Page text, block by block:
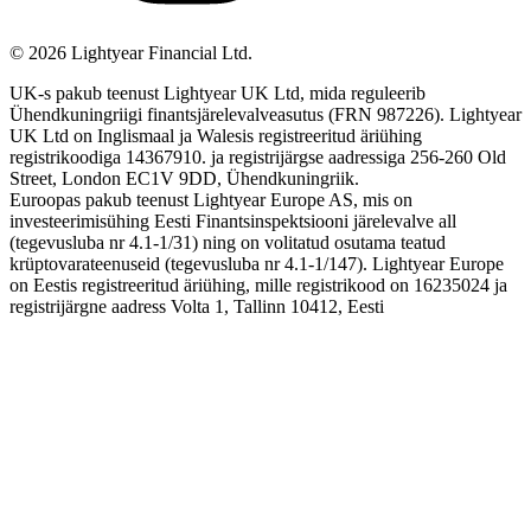
© 2026 Lightyear Financial Ltd.
UK-s pakub teenust Lightyear UK Ltd, mida reguleerib
Ühendkuningriigi finantsjärelevalveasutus (FRN 987226). Lightyear
UK Ltd on Inglismaal ja Walesis registreeritud äriühing
registrikoodiga 14367910. ja registrijärgse aadressiga 256-260 Old
Street, London EC1V 9DD, Ühendkuningriik.
Euroopas pakub teenust Lightyear Europe AS, mis on
investeerimisühing Eesti Finantsinspektsiooni järelevalve all
(tegevusluba nr 4.1-1/31) ning on volitatud osutama teatud
krüptovarateenuseid (tegevusluba nr 4.1-1/147). Lightyear Europe
on Eestis registreeritud äriühing, mille registrikood on 16235024 ja
registrijärgne aadress Volta 1, Tallinn 10412, Eesti